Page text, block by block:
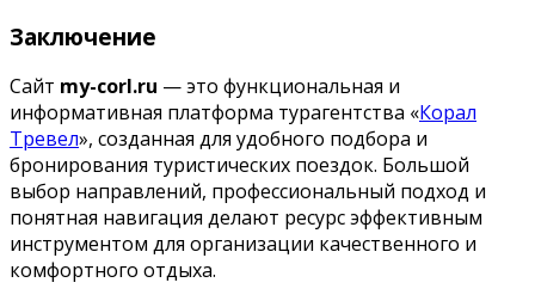
Заключение
Сайт my-corl.ru — это функциональная и
информативная платформа турагентства «Корал
Тревел», созданная для удобного подбора и
бронирования туристических поездок. Большой
выбор направлений, профессиональный подход и
понятная навигация делают ресурс эффективным
инструментом для организации качественного и
комфортного отдыха.